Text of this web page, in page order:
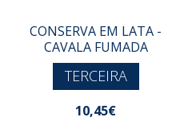
CONSERVA EM LATA -
CAVALA FUMADA
TERCEIRA
10,45€